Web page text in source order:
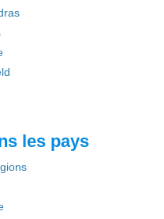
les pays